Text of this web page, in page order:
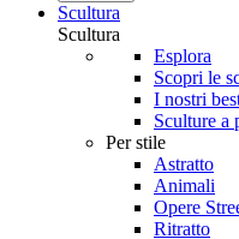
Scultura
Scultura
Esplora
Scopri le
I nostri
Sculture a
Per stile
Astratto
Animali
Opere
Ritratto